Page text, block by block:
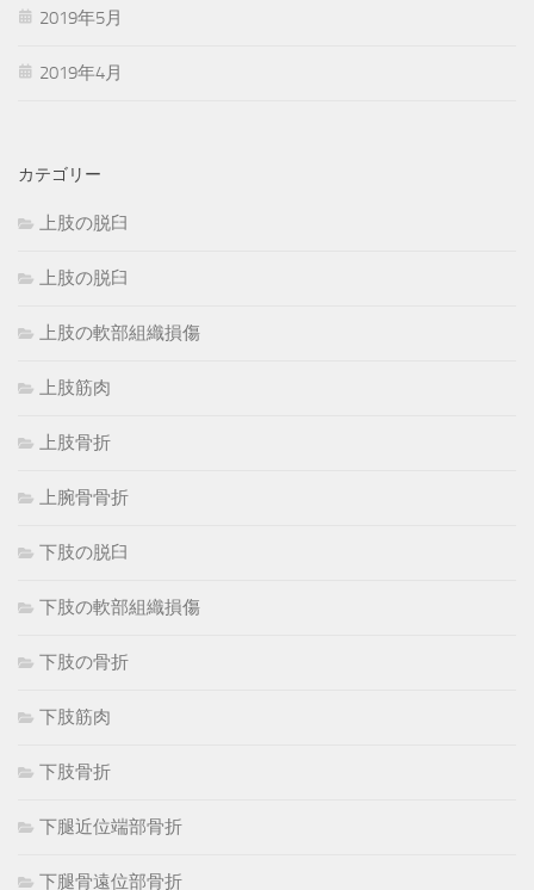
2019年5月
2019年4月
カテゴリー
上肢の脱臼
上肢の脱臼
上肢の軟部組織損傷
上肢筋肉
上肢骨折
上腕骨骨折
下肢の脱臼
下肢の軟部組織損傷
下肢の骨折
下肢筋肉
下肢骨折
下腿近位端部骨折
下腿骨遠位部骨折